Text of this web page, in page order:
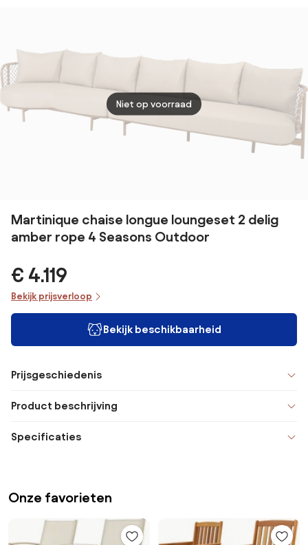
Niet op voorraad
Martinique chaise longue loungeset 2 delig
amber rope 4 Seasons Outdoor
€ 4.119
Bekijk prijsverloop
Bekijk beschikbaarheid
Prijsgeschiedenis
Product beschrijving
Specificaties
Onze favorieten